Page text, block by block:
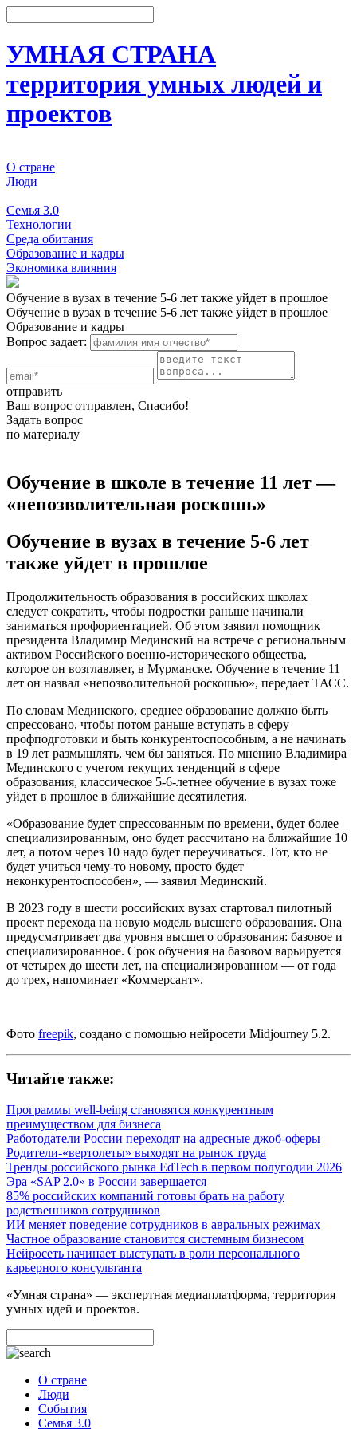
УМНАЯ СТРАНА
территория умных людей и
проектов
О стране
Люди
Семья 3.0
Технологии
Среда обитания
Образование и кадры
Экономика влияния
Обучение в вузах в течение 5-6 лет также уйдет в прошлое
Обучение в вузах в течение 5-6 лет также уйдет в прошлое
Образование и кадры
Вопрос задает:
отправить
Ваш вопрос отправлен, Спасибо!
Задать вопрос
по материалу
Обучение в школе в течение 11 лет —
«непозволительная роскошь»
Обучение в вузах в течение 5-6 лет
также уйдет в прошлое
Продолжительность образования в российских школах
следует сократить, чтобы подростки раньше начинали
заниматься профориентацией. Об этом заявил помощник
президента Владимир Мединский на встрече с региональным
активом Российского военно-исторического общества,
которое он возглавляет, в Мурманске. Обучение в течение 11
лет он назвал «непозволительной роскошью», передает ТАСС.
По словам Мединского, среднее образование должно быть
спрессовано, чтобы потом раньше вступать в сферу
профподготовки и быть конкурентоспособным, а не начинать
в 19 лет размышлять, чем бы заняться. По мнению Владимира
Мединского с учетом текущих тенденций в сфере
образования, классическое 5-6-летнее обучение в вузах тоже
уйдет в прошлое в ближайшие десятилетия.
«Образование будет спрессованным по времени, будет более
специализированным, оно будет рассчитано на ближайшие 10
лет, а потом через 10 надо будет переучиваться. Тот, кто не
будет учиться чему-то новому, просто будет
неконкурентоспособен», — заявил Мединский.
В 2023 году в шести российских вузах стартовал пилотный
проект перехода на новую модель высшего образования. Она
предусматривает два уровня высшего образования: базовое и
специализированное. Срок обучения на базовом варьируется
от четырех до шести лет, на специализированном — от года
до трех, напоминает «Коммерсант».
Фото freepik, создано с помощью нейросети Midjourney 5.2.
Читайте также:
Программы well-being становятся конкурентным
преимуществом для бизнеса
Работодатели России переходят на адресные джоб-оферы
Родители-«вертолеты» выходят на рынок труда
Тренды российского рынка EdTech в первом полугодии 2026
Эра «SAP 2.0» в России завершается
85% российских компаний готовы брать на работу
родственников сотрудников
ИИ меняет поведение сотрудников в авральных режимах
Частное образование становится системным бизнесом
Нейросеть начинает выступать в роли персонального
карьерного консультанта
«Умная страна» — экспертная медиаплатформа, территория
умных идей и проектов.
О стране
Люди
События
Семья 3.0